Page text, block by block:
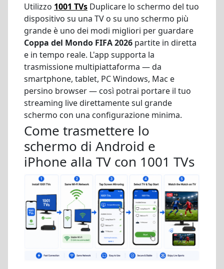
Utilizzo 1001 TVs Duplicare lo schermo del tuo
dispositivo su una TV o su uno schermo più
grande è uno dei modi migliori per guardare
Coppa del Mondo FIFA 2026 partite in diretta
e in tempo reale. L'app supporta la
trasmissione multipiattaforma — da
smartphone, tablet, PC Windows, Mac e
persino browser — così potrai portare il tuo
streaming live direttamente sul grande
schermo con una configurazione minima.
Come trasmettere lo
schermo di Android e
iPhone alla TV con 1001 TVs